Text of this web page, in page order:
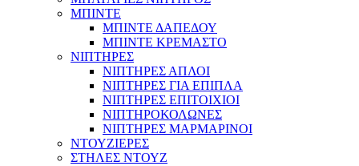
ΜΠΙΝΤΕ
ΜΠΙΝΤΕ ΔΑΠΕΔΟΥ
ΜΠΙΝΤΕ ΚΡΕΜΑΣΤΟ
ΝΙΠΤΗΡΕΣ
ΝΙΠΤΗΡΕΣ ΑΠΛΟΙ
ΝΙΠΤΗΡΕΣ ΓΙΑ ΕΠΙΠΛΑ
ΝΙΠΤΗΡΕΣ ΕΠΙΤΟΙΧΙΟΙ
ΝΙΠΤΗΡΟΚΟΛΩΝΕΣ
ΝΙΠΤΗΡΕΣ ΜΑΡΜΑΡΙΝΟΙ
ΝΤΟΥΖΙΕΡΕΣ
ΣΤΗΛΕΣ ΝΤΟΥΖ